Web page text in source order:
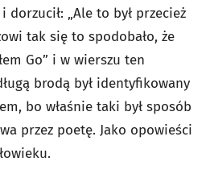
dorzucił: „Ale to był przecież
tak się to spodobało, że
Go” i w wierszu ten
brodą był identyfikowany
bo właśnie taki był sposób
przez poetę. Jako opowieści